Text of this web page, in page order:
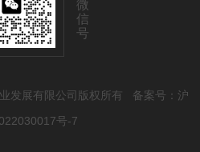
微
信
号
发展有限公司版权所有 备案号：沪
号-7